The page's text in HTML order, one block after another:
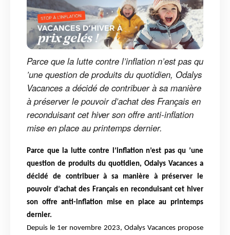
Parce que la lutte contre l’inflation n’est pas qu
’une question de produits du quotidien, Odalys
Vacances a décidé de contribuer à sa manière
à préserver le pouvoir d’achat des Français en
reconduisant cet hiver son offre anti-inflation
mise en place au printemps dernier.
Parce que la lutte contre l’inflation n’est pas qu ’une
question de produits du quotidien, Odalys Vacances a
décidé de contribuer à sa manière à préserver le
pouvoir d’achat des Français en reconduisant cet hiver
son offre anti-inflation mise en place au printemps
dernier.
Depuis le 1er novembre 2023, Odalys Vacances propose